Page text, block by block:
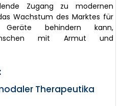
Zugang zu modernen
Wachstum des Marktes für
Geräte behindern kann,
mit Armut und
Therapeutika